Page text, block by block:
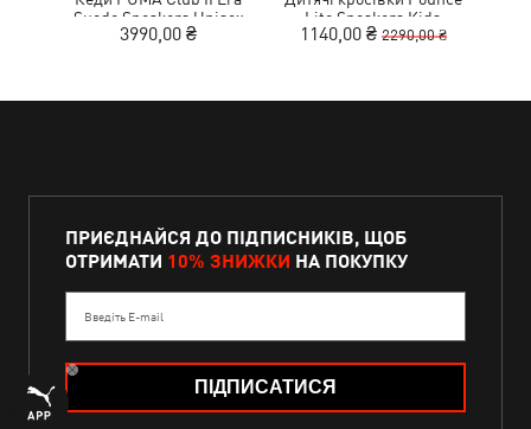
Suede Sneakers Unisex
3990,00 ₴
Lite Sneakers Kids
1140,00 ₴ 2290,00 ₴
ПРИЄДНАЙСЯ ДО ПІДПИСНИКІВ, ЩОБ
ОТРИМАТИ 10% ЗНИЖКИ НА ПОКУПКУ
Введіть E-mail
ПІДПИСАТИСЯ